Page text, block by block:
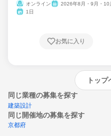
ム
オンライン
2026年8月・9月・10
1日
お気に入り
トッ
同じ業種の募集を探す
建築設計
同じ開催地の募集を探す
京都府